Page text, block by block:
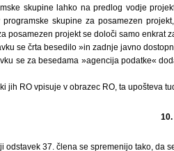
skupine lahko na predlog vodje
programske skupine za posamezen
posamezen projekt se določi samo enkrat
se črta besedilo »in zadnje javno
se za besedama »agencija podatke«
jih RO vpisuje v obrazec RO, ta upošteva
odstavek 37. člena se spremenijo tako, da